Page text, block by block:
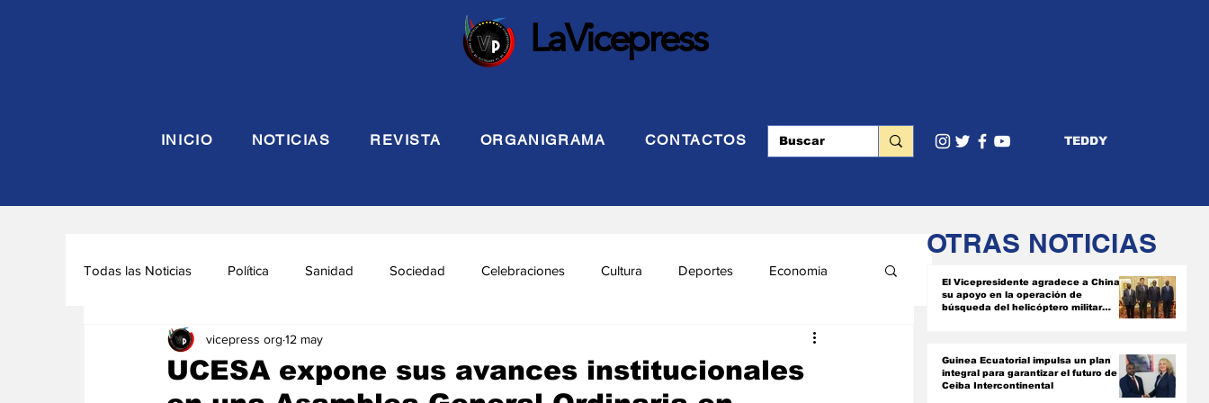
LaVicepress
INICIO NOTICIAS REVISTA ORGANIGRAMA CONTACTOS TEDDY
Todas las Noticias Política Sanidad Sociedad Celebraciones Cultura Deportes Economia
Seguridad y Defensa Turismo INTERIOR
UCESA expone sus avances institucionales
vicepress org 12 may
OTRAS NOTICIAS
El Vicepresidente agradece a China
su apoyo en la operación de
búsqueda del helicóptero militar
Guinea Ecuatorial impulsa un plan
integral para garantizar el futuro de
Ceiba Intercontinental